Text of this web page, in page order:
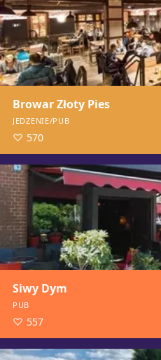
Browar Złoty Pies
JEDZENIE/PUB
570
Siwy Dym
PUB
557